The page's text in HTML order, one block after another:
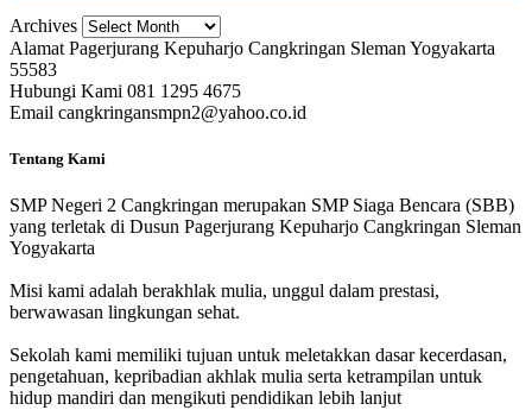
Archives
Alamat Pagerjurang Kepuharjo Cangkringan Sleman Yogyakarta
55583
Hubungi Kami 081 1295 4675
Email cangkringansmpn2@yahoo.co.id
Tentang Kami
SMP Negeri 2 Cangkringan merupakan SMP Siaga Bencara (SBB)
yang terletak di Dusun Pagerjurang Kepuharjo Cangkringan Sleman
Yogyakarta
Misi kami adalah berakhlak mulia, unggul dalam prestasi,
berwawasan lingkungan sehat.
Sekolah kami memiliki tujuan untuk meletakkan dasar kecerdasan,
pengetahuan, kepribadian akhlak mulia serta ketrampilan untuk
hidup mandiri dan mengikuti pendidikan lebih lanjut